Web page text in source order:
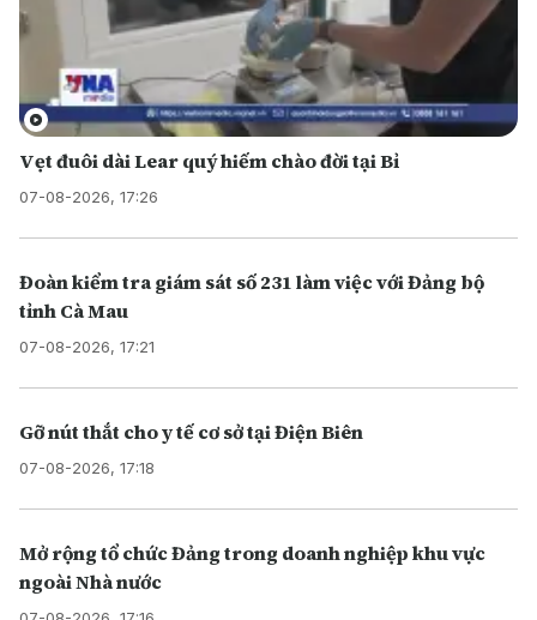
Vẹt đuôi dài Lear quý hiếm chào đời tại Bỉ
07-08-2026, 17:26
Đoàn kiểm tra giám sát số 231 làm việc với Đảng bộ
tỉnh Cà Mau
07-08-2026, 17:21
Gỡ nút thắt cho y tế cơ sở tại Điện Biên
07-08-2026, 17:18
Mở rộng tổ chức Đảng trong doanh nghiệp khu vực
ngoài Nhà nước